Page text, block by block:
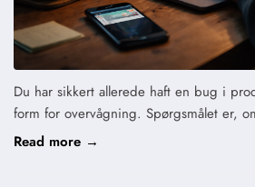
Du har sikkert allerede haft en bug i
form for overvågning. Spørgsmålet er,
Read more →